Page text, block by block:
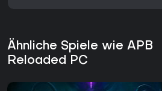
Ähnliche Spiele wie APB
Reloaded PC